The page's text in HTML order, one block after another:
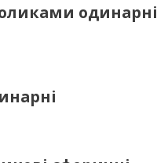
одинарні